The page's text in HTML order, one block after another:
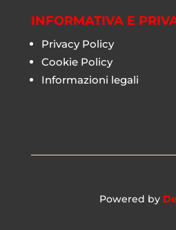
INFORMATIVA E
Privacy Policy
Cookie Policy
Informazioni legali
Powered by